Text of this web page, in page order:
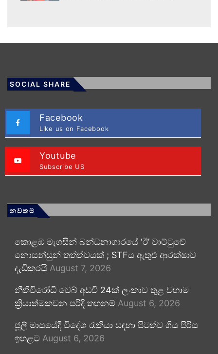
SOCIAL SHARE
Facebook
Like us on Facebook
Youtube
Subscribe US
නවතම
කොළඹ මැගසින් බන්ධනාගාරයේ ‘ඊ’ වාට්ටුවේ
නොසන්සුන් තත්ත්වයක් ; STFය ඇතුළු ආරක්ෂාව
දැඩිකරයි August 7, 2026
නීතිවිරෝධී වෙබ් අඩවි 24ක් ලංකාව තුළ වහාම
ක්‍රියාත්මකවන පරිදි තහනම් August 6, 2026
ජූලි මාසයේදී විදේශ රැකියා සඳහා පිටත්ව ගිය පිරිස
ඉහළට August 6, 2026